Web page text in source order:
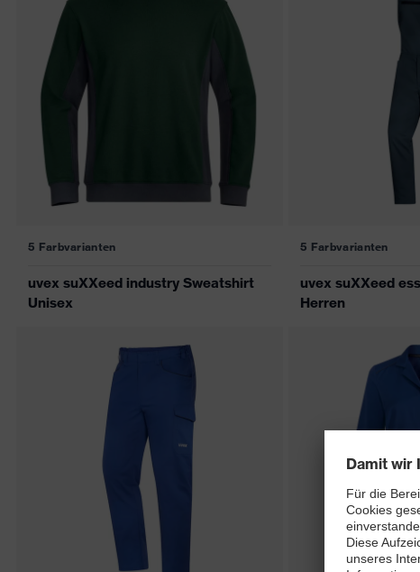
5 Farbvarianten
uvex suXXeed industry Sweatshirt
Unisex
5 Farbvarianten
uvex suXXeed
Herren